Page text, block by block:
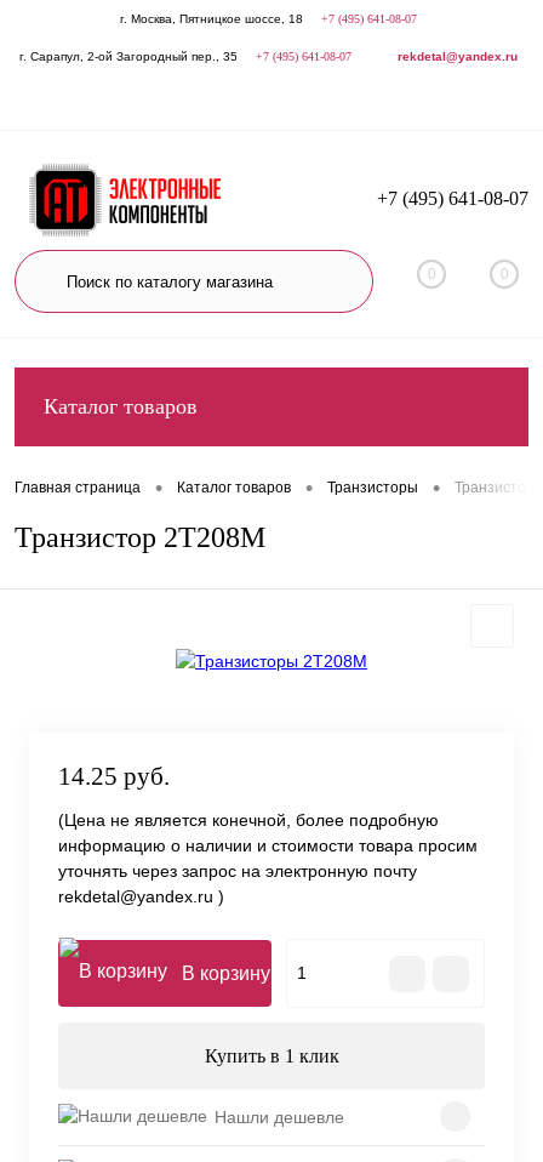
г. Москва, Пятницкое шоссе, 18 +7 (495) 641-08-07
г. Сарапул, 2-ой Загородный пер., 35 +7 (495) 641-08-07 rekdetal@yandex.ru
+7 (495) 641-08-07
0 0
Каталог товаров
Главная страница • Каталог товаров • Транзисторы • Транзистор
Транзистор 2Т208М
14.25 руб.
(Цена не является конечной, более подробную
информацию о наличии и стоимости товара просим
уточнять через запрос на электронную почту
rekdetal@yandex.ru )
В корзину
Купить в 1 клик
Нашли дешевле